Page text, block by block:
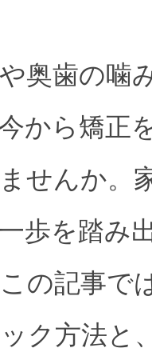
奥歯の噛
から矯正
せんか。
歩を踏み
の記事で
ク方法と